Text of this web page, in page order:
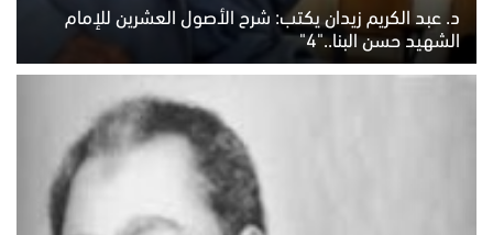
د. عبد الكريم زيدان يكتب: شرح الأصول العشرين للإمام
الشهيد حسن البنا.."4"
الخميس 6 أغسطس 2026 10:27 ص